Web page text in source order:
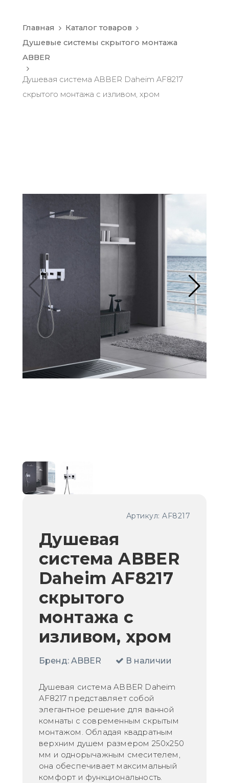
Главная
Каталог товаров
Душевые системы скрытого монтажа
ABBER
Душевая система ABBER Daheim AF8217
скрытого монтажа с изливом, хром
Артикул: AF8217
Душевая
система ABBER
Daheim AF8217
скрытого
монтажа с
изливом, хром
Бренд: ABBER В наличии
Душевая система ABBER Daheim
AF8217 представляет собой
элегантное решение для ванной
комнаты с современным скрытым
монтажом. Обладая квадратным
верхним душем размером 250х250
мм и однорычажным смесителем,
она обеспечивает максимальный
комфорт и функциональность.